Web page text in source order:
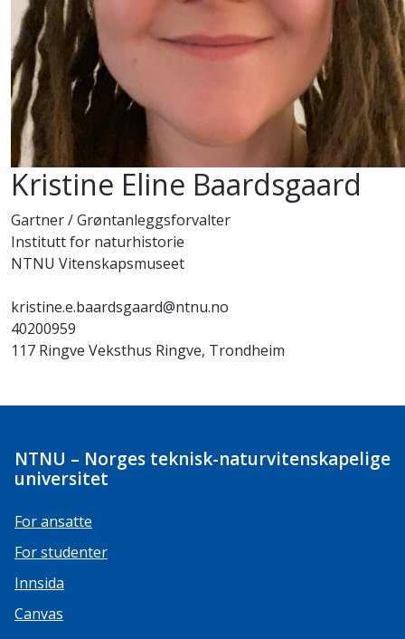
Kristine Eline Baardsgaard
Gartner / Grøntanleggsforvalter
Institutt for naturhistorie
NTNU Vitenskapsmuseet
kristine.e.baardsgaard@ntnu.no
40200959
117 Ringve Veksthus Ringve, Trondheim
NTNU – Norges teknisk-naturvitenskapelige
universitet
For ansatte
For studenter
Innsida
Canvas